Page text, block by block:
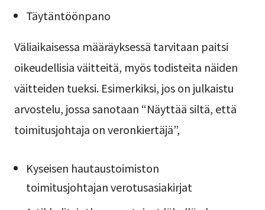
Täytäntöönpano
Väliaikaisessa määräyksessä tarvitaan paitsi
oikeudellisia väitteitä, myös todisteita näiden
väitteiden tueksi. Esimerkiksi, jos on julkaistu
arvostelu, jossa sanotaan “Näyttää siltä, että
toimitusjohtaja on veronkiertäjä”,
Kyseisen hautaustoimiston
toimitusjohtajan verotusasiakirjat